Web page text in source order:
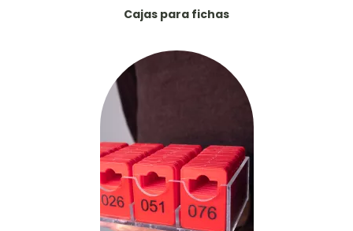
Cajas para fichas